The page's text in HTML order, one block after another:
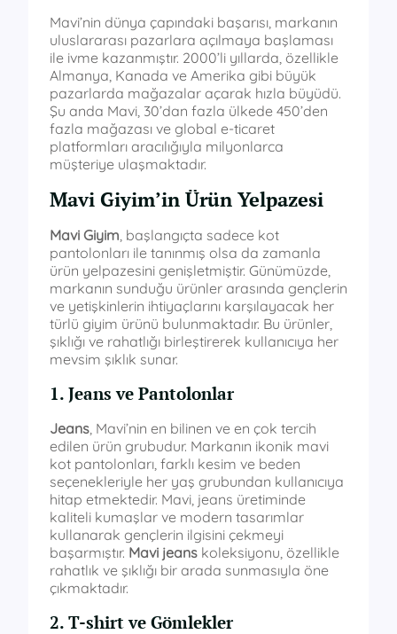
Mavi’nin dünya çapındaki başarısı, markanın
uluslararası pazarlara açılmaya başlaması
ile ivme kazanmıştır. 2000’li yıllarda, özellikle
Almanya, Kanada ve Amerika gibi büyük
pazarlarda mağazalar açarak hızla büyüdü.
Şu anda Mavi, 30’dan fazla ülkede 450’den
fazla mağazası ve global e-ticaret
platformları aracılığıyla milyonlarca
müşteriye ulaşmaktadır.
Mavi Giyim’in Ürün Yelpazesi
Mavi Giyim , başlangıçta sadece kot
pantolonları ile tanınmış olsa da zamanla
ürün yelpazesini genişletmiştir. Günümüzde,
markanın sunduğu ürünler arasında gençlerin
ve yetişkinlerin ihtiyaçlarını karşılayacak her
türlü giyim ürünü bulunmaktadır. Bu ürünler,
şıklığı ve rahatlığı birleştirerek kullanıcıya her
mevsim şıklık sunar.
1. Jeans ve Pantolonlar
Jeans , Mavi’nin en bilinen ve en çok tercih
edilen ürün grubudur. Markanın ikonik mavi
kot pantolonları, farklı kesim ve beden
seçenekleriyle her yaş grubundan kullanıcıya
hitap etmektedir. Mavi, jeans üretiminde
kaliteli kumaşlar ve modern tasarımlar
kullanarak gençlerin ilgisini çekmeyi
başarmıştır. Mavi jeans koleksiyonu, özellikle
rahatlık ve şıklığı bir arada sunmasıyla öne
çıkmaktadır.
2. T-shirt ve Gömlekler